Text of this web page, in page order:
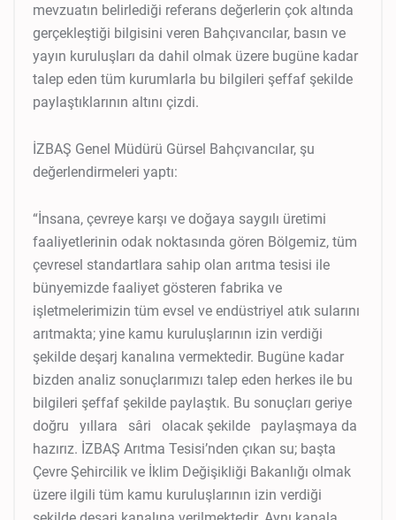
mevzuatın belirlediği referans değerlerin çok altında
gerçekleştiği bilgisini veren Bahçıvancılar, basın ve
yayın kuruluşları da dahil olmak üzere bugüne kadar
talep eden tüm kurumlarla bu bilgileri şeffaf şekilde
paylaştıklarının altını çizdi.
İZBAŞ Genel Müdürü Gürsel Bahçıvancılar, şu
değerlendirmeleri yaptı:
“İnsana, çevreye karşı ve doğaya saygılı üretimi
faaliyetlerinin odak noktasında gören Bölgemiz, tüm
çevresel standartlara sahip olan arıtma tesisi ile
bünyemizde faaliyet gösteren fabrika ve
işletmelerimizin tüm evsel ve endüstriyel atık sularını
arıtmakta; yine kamu kuruluşlarının izin verdiği
şekilde deşarj kanalına vermektedir. Bugüne kadar
bizden analiz sonuçlarımızı talep eden herkes ile bu
bilgileri şeffaf şekilde paylaştık. Bu sonuçları geriye
doğru yıllara sâri olacak şekilde paylaşmaya da
hazırız. İZBAŞ Arıtma Tesisi’nden çıkan su; başta
Çevre Şehircilik ve İklim Değişikliği Bakanlığı olmak
üzere ilgili tüm kamu kuruluşlarının izin verdiği